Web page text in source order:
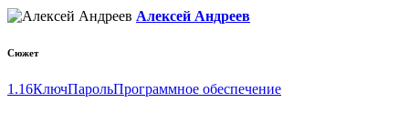
Алексей Андреев
Сюжет
1.16КлючПарольПрограммное обеспечение